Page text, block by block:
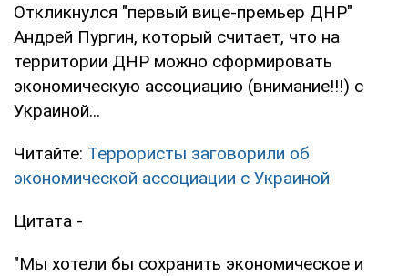
Откликнулся "первый вице-премьер ДНР"
Андрей Пургин, который считает, что на
территории ДНР можно сформировать
экономическую ассоциацию (внимание!!!) с
Украиной...
Читайте: Террористы заговорили об
экономической ассоциации с Украиной
Цитата -
"Мы хотели бы сохранить экономическое и